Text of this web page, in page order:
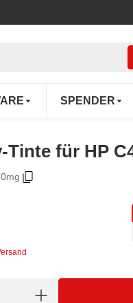
SPENDER
für HP